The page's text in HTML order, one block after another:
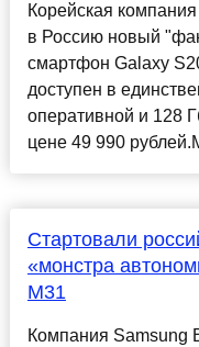
Корейская
в Россию новый
смартфон Galaxy
доступен в
оперативной и 128
цене 49 990
Стартовали
«монстра
M31
Компания Samsung